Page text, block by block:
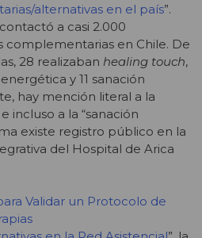
alternativas en el país”.
a casi 2.000
complementarias en Chile. De
28 realizaban healing touch,
y 11 sanación
hay mención literal a la
incluso a la “sanación
existe registro público en la
del Hospital de Arica
Validar un Protocolo de